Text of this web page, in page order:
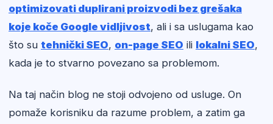
optimizovati duplirani proizvodi bez grešaka
koje koče Google vidljivost, ali i sa uslugama kao
što su tehnički SEO, on-page SEO ili lokalni SEO,
kada je to stvarno povezano sa problemom.
Na taj način blog ne stoji odvojeno od usluge. On
pomaže korisniku da razume problem, a zatim ga